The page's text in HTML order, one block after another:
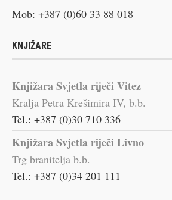
Mob: +387 (0)60 33 88 018
KNJIŽARE
Knjižara Svjetla riječi Vitez
Kralja Petra Krešimira IV, b.b.
Tel.: +387 (0)30 710 336
Knjižara Svjetla riječi Livno
Trg branitelja b.b.
Tel.: +387 (0)34 201 111